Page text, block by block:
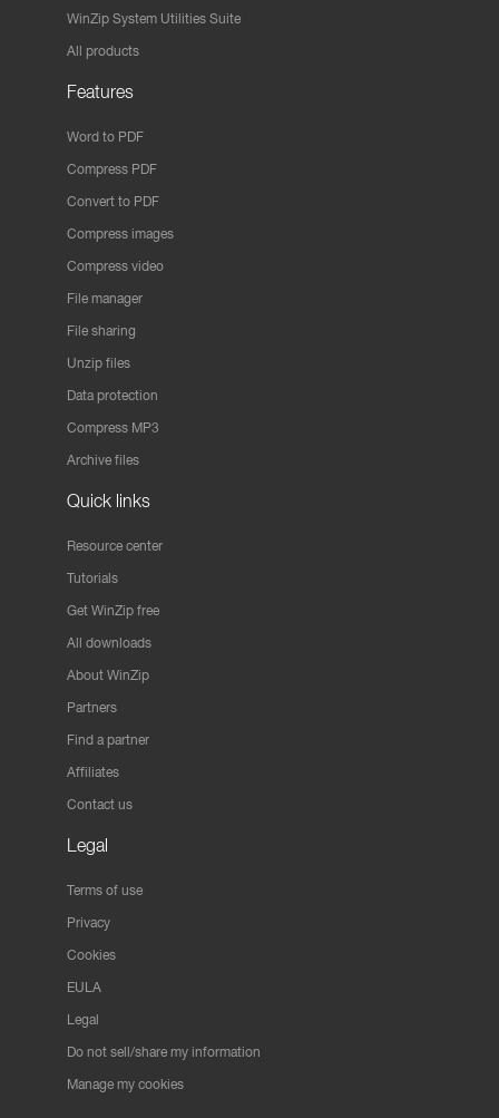
WinZip System Utilities Suite
All products
Features
Word to PDF
Compress PDF
Convert to PDF
Compress images
Compress video
File manager
File sharing
Unzip files
Data protection
Compress MP3
Archive files
Quick links
Resource center
Tutorials
Get WinZip free
All downloads
About WinZip
Partners
Find a partner
Affiliates
Contact us
Legal
Terms of use
Privacy
Cookies
EULA
Legal
Do not sell/share my information
Manage my cookies